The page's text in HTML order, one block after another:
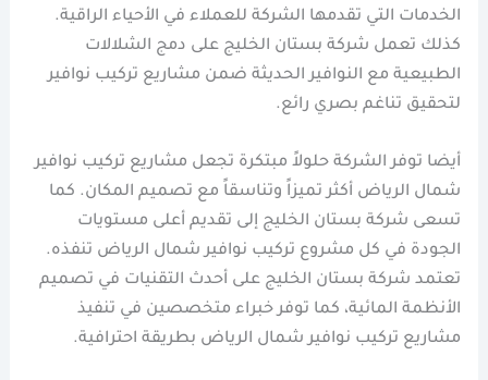
الخدمات التي تقدمها الشركة للعملاء في الأحياء الراقية.
كذلك تعمل شركة بستان الخليج على دمج الشلالات
الطبيعية مع النوافير الحديثة ضمن مشاريع تركيب نوافير
لتحقيق تناغم بصري رائع.
أيضا توفر الشركة حلولاً مبتكرة تجعل مشاريع تركيب نوافير
شمال الرياض أكثر تميزاً وتناسقاً مع تصميم المكان. كما
تسعى شركة بستان الخليج إلى تقديم أعلى مستويات
الجودة في كل مشروع تركيب نوافير شمال الرياض تنفذه.
تعتمد شركة بستان الخليج على أحدث التقنيات في تصميم
الأنظمة المائية، كما توفر خبراء متخصصين في تنفيذ
مشاريع تركيب نوافير شمال الرياض بطريقة احترافية.